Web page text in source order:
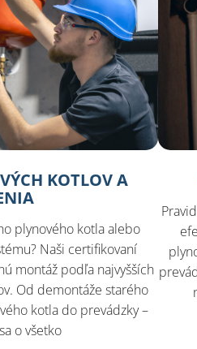
KOTLOV A
plynového kotla alebo
Naši certifikovaní
montáž podľa najvyšších
Od demontáže starého
kotla do prevádzky –
o všetko